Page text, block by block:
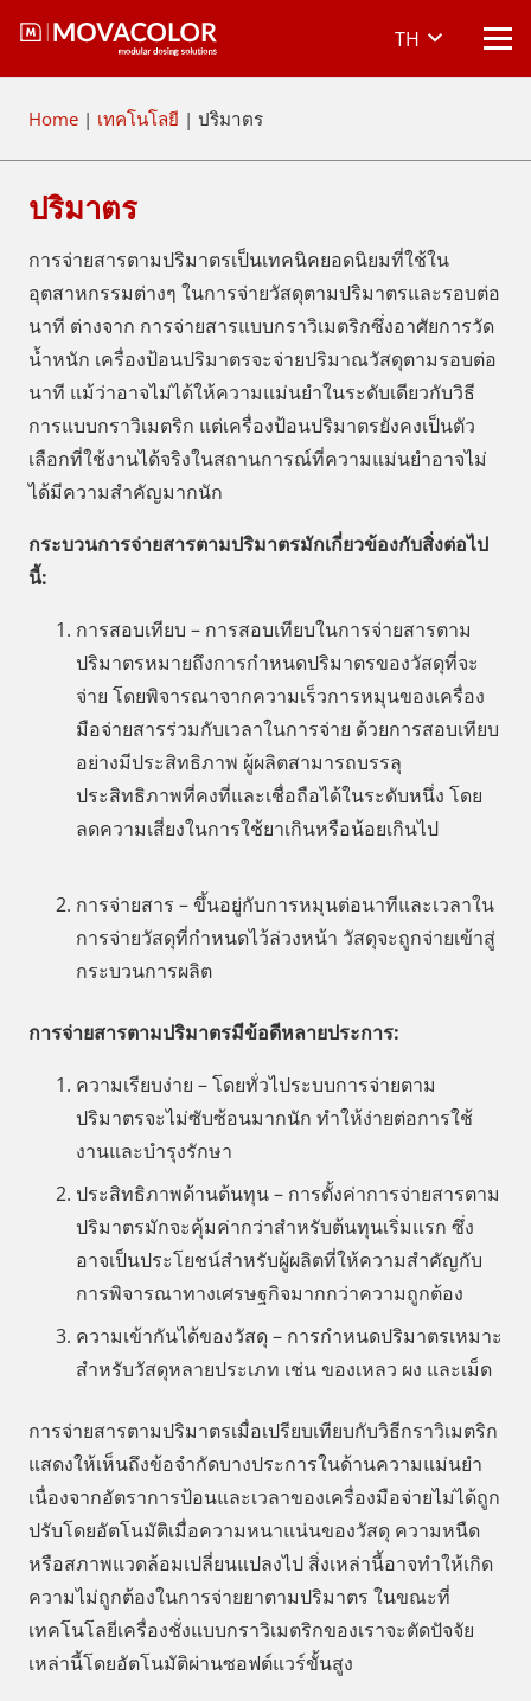
TH
Home | เทคโนโลยี | ปริมาตร
ปริมาตร
การจ่ายสารตามปริมาตรเป็นเทคนิคยอดนิยมที่ใช้ใน
อุตสาหกรรมต่างๆ ในการจ่ายวัสดุตามปริมาตรและรอบต่อ
นาที ต่างจาก การจ่ายสารแบบกราวิเมตริกซึ่งอาศัยการวัด
น้ำหนัก เครื่องป้อนปริมาตรจะจ่ายปริมาณวัสดุตามรอบต่อ
นาที แม้ว่าอาจไม่ได้ให้ความแม่นยำในระดับเดียวกับวิธี
การแบบกราวิเมตริก แต่เครื่องป้อนปริมาตรยังคงเป็นตัว
เลือกที่ใช้งานได้จริงในสถานการณ์ที่ความแม่นยำอาจไม่
ได้มีความสำคัญมากนัก
กระบวนการจ่ายสารตามปริมาตรมักเกี่ยวข้องกับสิ่งต่อไป
นี้:
การสอบเทียบ – การสอบเทียบในการจ่ายสารตาม
ปริมาตรหมายถึงการกำหนดปริมาตรของวัสดุที่จะ
จ่าย โดยพิจารณาจากความเร็วการหมุนของเครื่อง
มือจ่ายสารร่วมกับเวลาในการจ่าย ด้วยการสอบเทียบ
อย่างมีประสิทธิภาพ ผู้ผลิตสามารถบรรลุ
ประสิทธิภาพที่คงที่และเชื่อถือได้ในระดับหนึ่ง โดย
ลดความเสี่ยงในการใช้ยาเกินหรือน้อยเกินไป
การจ่ายสาร – ขึ้นอยู่กับการหมุนต่อนาทีและเวลาใน
การจ่ายวัสดุที่กำหนดไว้ล่วงหน้า วัสดุจะถูกจ่ายเข้าสู่
กระบวนการผลิต
การจ่ายสารตามปริมาตรมีข้อดีหลายประการ:
ความเรียบง่าย – โดยทั่วไประบบการจ่ายตาม
ปริมาตรจะไม่ซับซ้อนมากนัก ทำให้ง่ายต่อการใช้
งานและบำรุงรักษา
ประสิทธิภาพด้านต้นทุน – การตั้งค่าการจ่ายสารตาม
ปริมาตรมักจะคุ้มค่ากว่าสำหรับต้นทุนเริ่มแรก ซึ่ง
อาจเป็นประโยชน์สำหรับผู้ผลิตที่ให้ความสำคัญกับ
การพิจารณาทางเศรษฐกิจมากกว่าความถูกต้อง
ความเข้ากันได้ของวัสดุ – การกำหนดปริมาตรเหมาะ
สำหรับวัสดุหลายประเภท เช่น ของเหลว ผง และเม็ด
การจ่ายสารตามปริมาตรเมื่อเปรียบเทียบกับวิธีกราวิเมตริก
แสดงให้เห็นถึงข้อจำกัดบางประการในด้านความแม่นยำ
เนื่องจากอัตราการป้อนและเวลาของเครื่องมือจ่ายไม่ได้ถูก
ปรับโดยอัตโนมัติเมื่อความหนาแน่นของวัสดุ ความหนืด
หรือสภาพแวดล้อมเปลี่ยนแปลงไป สิ่งเหล่านี้อาจทำให้เกิด
ความไม่ถูกต้องในการจ่ายยาตามปริมาตร ในขณะที่
เทคโนโลยีเครื่องชั่งแบบกราวิเมตริกของเราจะตัดปัจจัย
เหล่านี้โดยอัตโนมัติผ่านซอฟต์แวร์ขั้นสูง